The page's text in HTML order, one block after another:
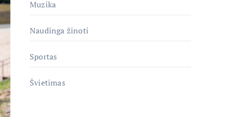
Muzika
Naudinga žinoti
Sportas
Švietimas